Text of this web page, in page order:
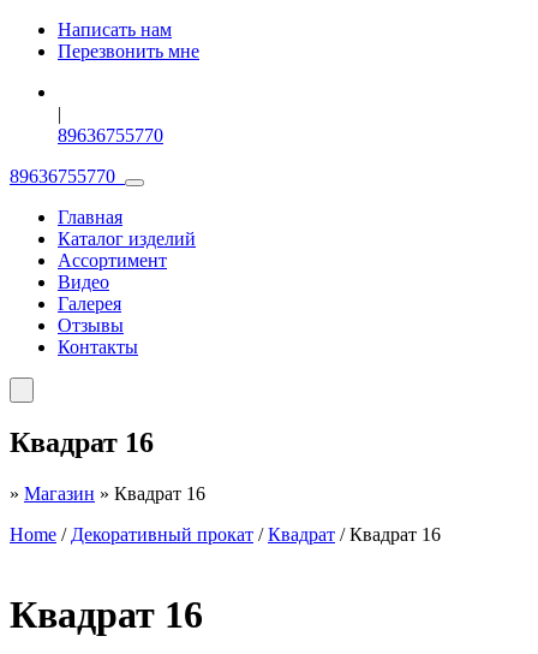
Написать нам
Перезвонить мне
|
89636755770
89636755770
Главная
Каталог изделий
Ассортимент
Видео
Галерея
Отзывы
Контакты
Квадрат 16
» Магазин » Квадрат 16
Home / Декоративный прокат /Квадрат / Квадрат 16
Квадрат 16